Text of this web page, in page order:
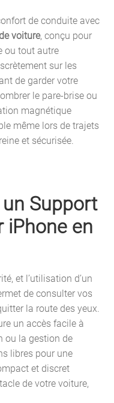
de conduite avec
voiture, conçu pour
ou tout autre
sur les
de garder votre
le pare-brise ou
magnétique
même lors de trajets
et sécurisée.
Support
iPhone en
et l’utilisation d’un
de consulter vos
la route des yeux.
un accès facile à
ou la gestion de
libres pour une
et discret
de votre voiture,